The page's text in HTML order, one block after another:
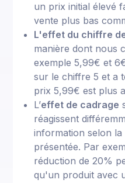
un prix initial élevé
vente plus bas
L'effet du chiffre
manière dont nous
exemple 5,99€ et
sur le chiffre 5 et a
prix 5,99€ est plus
L’effet de cadrage
réagissent
information selon
présentée. Par
réduction de 20%
qu'un produit avec